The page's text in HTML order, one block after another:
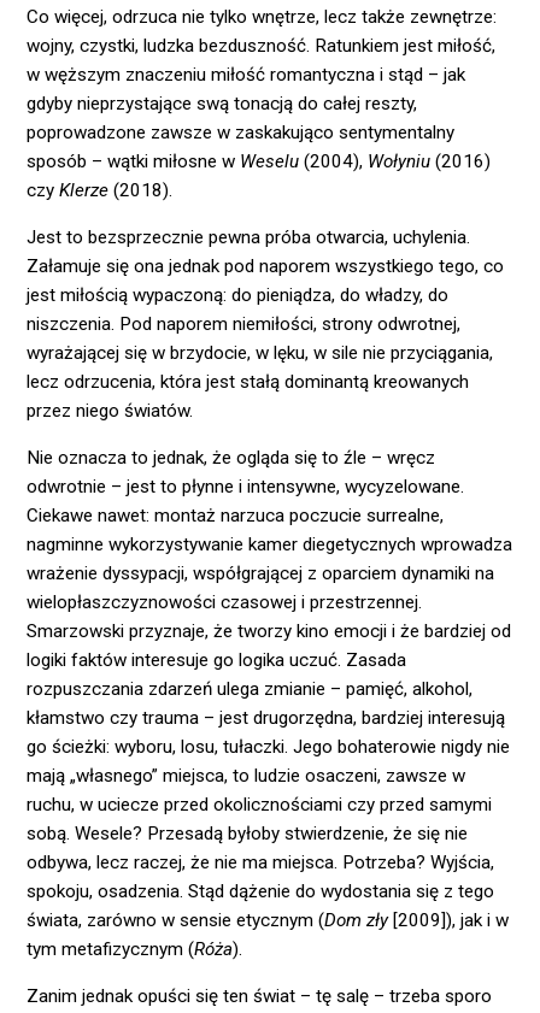
Co więcej, odrzuca nie tylko wnętrze, lecz także zewnętrze:
wojny, czystki, ludzka bezduszność. Ratunkiem jest miłość,
w węższym znaczeniu miłość romantyczna i stąd – jak
gdyby nieprzystające swą tonacją do całej reszty,
poprowadzone zawsze w zaskakująco sentymentalny
sposób – wątki miłosne w Weselu(2004), Wołyniu(2016)
czyKlerze(2018).
Jest to bezsprzecznie pewna próba otwarcia, uchylenia.
Załamuje się ona jednak pod naporem wszystkiego tego, co
jest miłością wypaczoną: do pieniądza, do władzy, do
niszczenia. Pod naporem niemiłości, strony odwrotnej,
wyrażającej się w brzydocie, w lęku, w sile nie przyciągania,
lecz odrzucenia, która jest stałą dominantą kreowanych
przez niego światów.
Nie oznacza to jednak, że ogląda się to źle – wręcz
odwrotnie – jest to płynne i intensywne, wycyzelowane.
Ciekawe nawet: montaż narzuca poczucie surrealne,
nagminne wykorzystywanie kamer diegetycznych wprowadza
wrażenie dyssypacji, współgrającej z oparciem dynamiki na
wielopłaszczyznowości czasowej i przestrzennej.
Smarzowski przyznaje, że tworzy kino emocji i że bardziej od
logiki faktów interesuje go logika uczuć. Zasada
rozpuszczania zdarzeń ulega zmianie – pamięć, alkohol,
kłamstwo czy trauma – jest drugorzędna, bardziej interesują
go ścieżki: wyboru, losu, tułaczki. Jego bohaterowie nigdy nie
mają „własnego” miejsca, to ludzie osaczeni, zawsze w
ruchu, w uciecze przed okolicznościami czy przed samymi
sobą. Wesele? Przesadą byłoby stwierdzenie, że się nie
odbywa, lecz raczej, że nie ma miejsca. Potrzeba? Wyjścia,
spokoju, osadzenia. Stąd dążenie do wydostania się z tego
świata, zarówno w sensie etycznym (Dom zły [2009]), jak i w
tym metafizycznym (Róża).
Zanim jednak opuści się ten świat – tę salę – trzeba sporo